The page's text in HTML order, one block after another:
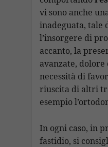
vi sono anche
inadeguata, tale
l’insorgere di
accanto, la
avanzate,
necessità di
riuscita di altri
esempio
In ogni caso, in
fastidio, si